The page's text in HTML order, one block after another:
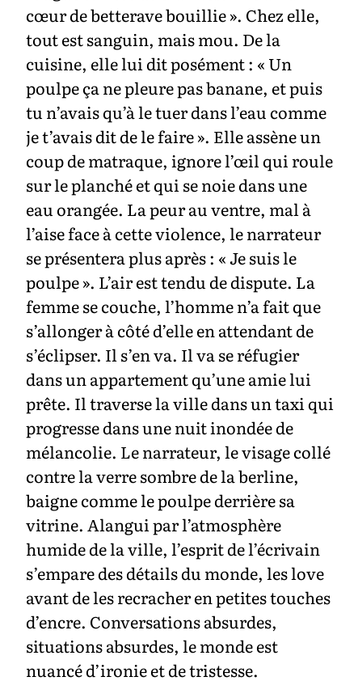
cœur de betterave bouillie ». Chez elle,
tout est sanguin, mais mou. De la
cuisine, elle lui dit posément : « Un
poulpe ça ne pleure pas banane, et puis
tu n’avais qu’à le tuer dans l’eau comme
je t’avais dit de le faire ». Elle assène un
coup de matraque, ignore l’œil qui roule
sur le planché et qui se noie dans une
eau orangée. La peur au ventre, mal à
l’aise face à cette violence, le narrateur
se présentera plus après : « Je suis le
poulpe ». L’air est tendu de dispute. La
femme se couche, l’homme n’a fait que
s’allonger à côté d’elle en attendant de
s’éclipser. Il s’en va. Il va se réfugier
dans un appartement qu’une amie lui
prête. Il traverse la ville dans un taxi qui
progresse dans une nuit inondée de
mélancolie. Le narrateur, le visage collé
contre la verre sombre de la berline,
baigne comme le poulpe derrière sa
vitrine. Alangui par l’atmosphère
humide de la ville, l’esprit de l’écrivain
s’empare des détails du monde, les love
avant de les recracher en petites touches
d’encre. Conversations absurdes,
situations absurdes, le monde est
nuancé d’ironie et de tristesse.